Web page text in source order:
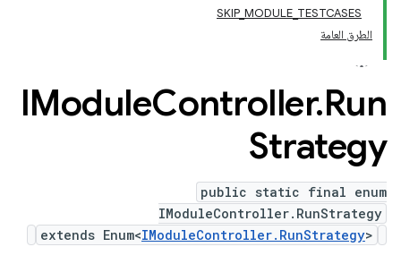
SKIP_MODULE_TESTCASES
الطرق العامة
IModuleController.Run
Strategy
public static final enum
IModuleController.RunStrategy
extends Enum<IModuleController.RunStrategy>